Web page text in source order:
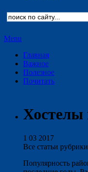
Menu
Главная
Важное
Полезное
Почитать
1 03 2017
Все статьи
Популярность